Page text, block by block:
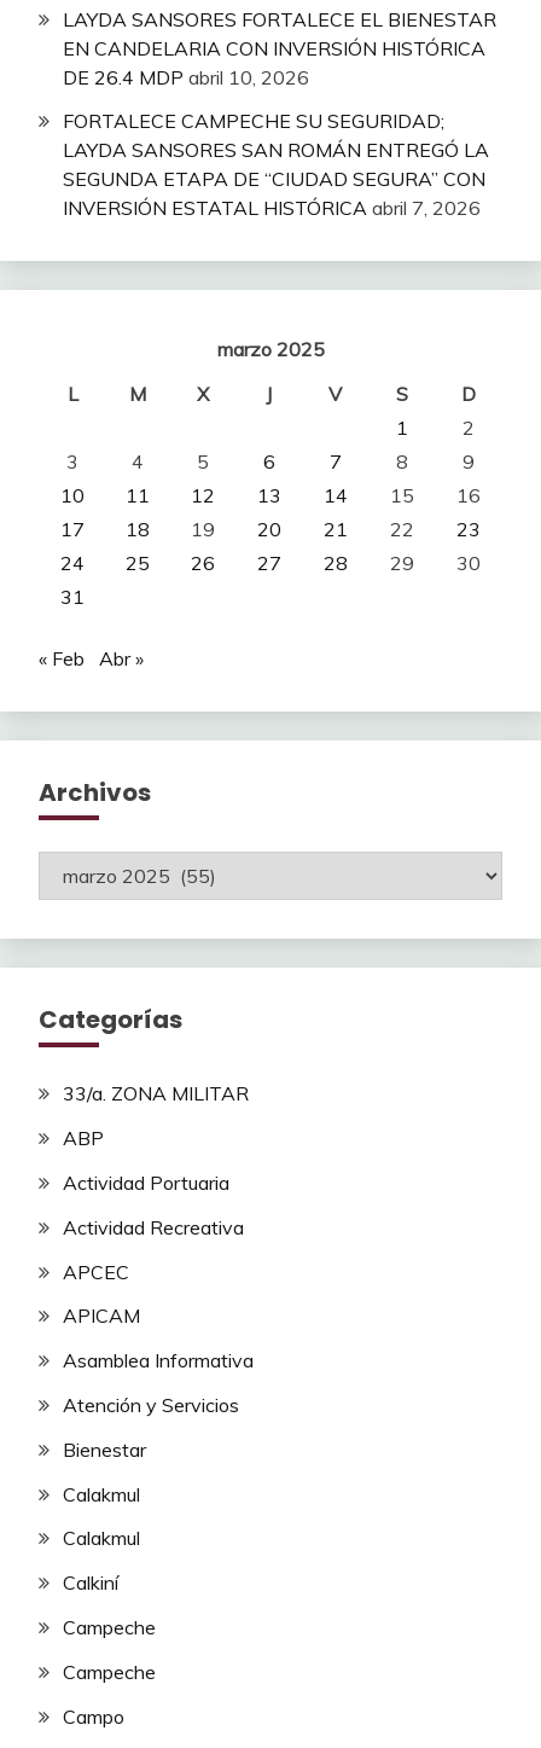
LAYDA SANSORES FORTALECE EL BIENESTAR
EN CANDELARIA CON INVERSIÓN HISTÓRICA
DE 26.4 MDP abril 10, 2026
FORTALECE CAMPECHE SU SEGURIDAD;
LAYDA SANSORES SAN ROMÁN ENTREGÓ LA
SEGUNDA ETAPA DE “CIUDAD SEGURA” CON
INVERSIÓN ESTATAL HISTÓRICA abril 7, 2026
marzo 2025
L
M X J V S
D
1
2
3
4 5 6 7 8
9
10
11 12 13 14 15
16
17
18 19 20 21 22
23
24
25 26 27 28 29
30
31
« Feb Abr »
Archivos
Categorías
33/a. ZONA MILITAR
ABP
Actividad Portuaria
Actividad Recreativa
APCEC
APICAM
Asamblea Informativa
Atención y Servicios
Bienestar
Calakmul
Calakmul
Calkiní
Campeche
Campeche
Campo